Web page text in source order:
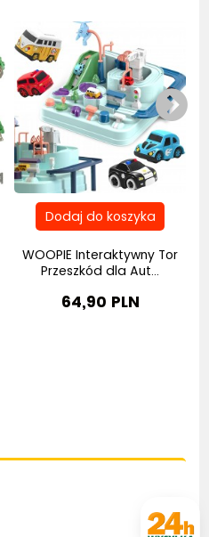
WOOPIE Interaktywny Tor
Przeszkód dla Aut...
64,90 PLN